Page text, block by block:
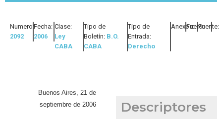
Numero:
2092
Fecha:
2006
Clase:
Ley
CABA
Tipo de
Boletín: B.O.
CABA
Tipo de
Entrada:
Derecho
Anexos:Fuero:Fuente:
Buenos Aires, 21 de
septiembre de 2006
Descriptores